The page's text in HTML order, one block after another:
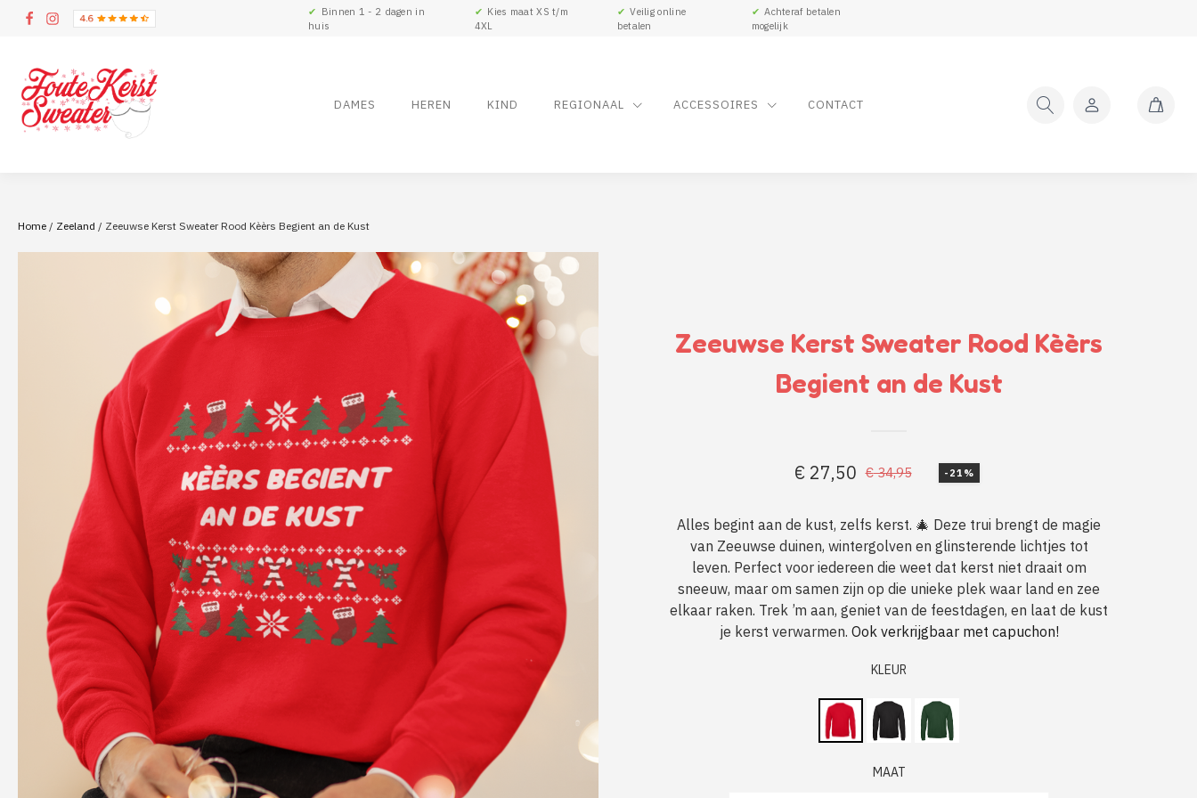
✔
Binnen 1 - 2 dagen in
huis
✔
Kies maat XS t/m
4XL
✔ Veilig online
betalen
✔ Achteraf betalen
mogelijk
DAMES HEREN KIND REGIONAAL ACCESSOIRES CONTACT
Home / Zeeland / Zeeuwse Kerst Sweater Rood Kèèrs Begient an de Kust
Zeeuwse Kerst Sweater Rood Kèèrs
Begient an de Kust
€34,95
Oorspronkelijke
was:
€ 34,95.
€27,50
Huidige
is:
€ 27,50.
-21%
Alles begint aan de kust, zelfs kerst. 🎄 Deze trui brengt de magie
van Zeeuwse duinen, wintergolven en glinsterende lichtjes tot
leven. Perfect voor iedereen die weet dat kerst niet draait om
sneeuw, maar om samen zijn op die unieke plek waar land en zee
elkaar raken. Trek ’m aan, geniet van de feestdagen, en laat de kust
je kerst verwarmen. Ook verkrijgbaar met capuchon!
KLEUR
MAAT